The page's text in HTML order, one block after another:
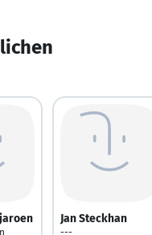
Jan Steckhan
---